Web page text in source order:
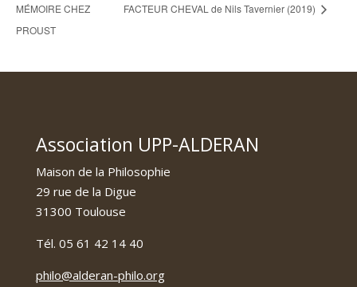
MÉMOIRE CHEZ
PROUST
FACTEUR CHEVAL de Nils Tavernier (2019)
Association UPP-ALDERAN
Maison de la Philosophie
29 rue de la Digue
31300 Toulouse
Tél. 05 61 42 14 40
philo@alderan-philo.org